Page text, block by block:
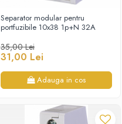
Separator modular pentru
portfuzibile 10x38 1p+N 32A
35,00 Lei
31,00 Lei
Adauga in cos